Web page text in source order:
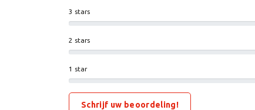
1 star
2 stars
3 stars
Schrijf uw beoordeling!